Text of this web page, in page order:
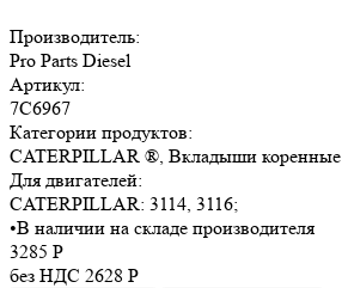
Производитель:
Pro Parts Diesel
Артикул:
7C6967
Категории продуктов:
CATERPILLAR ®, Вкладыши коренные
Для двигателей:
CATERPILLAR: 3114, 3116;
•В наличии на складе производителя
3285 Р
без НДС 2628 Р